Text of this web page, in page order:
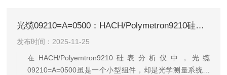
ThermoOrion1811EL、2111XP等钠表设计，其结构优化
了试剂扩散效率，适用于连续监测离子交换法制纯水过程
中的钠离子含量。例如，在火电厂锅炉补给水处理中，
150060扩散管可实时反馈水样中钠离...
光缆09210=A=0500：HACH/Polymetron9210硅表的光学神经
发布时间：2025-11-25
在HACH/Polyemtron9210硅表分析仪中，光缆
09210=A=0500虽是一个小型组件，却是光学测量系统的